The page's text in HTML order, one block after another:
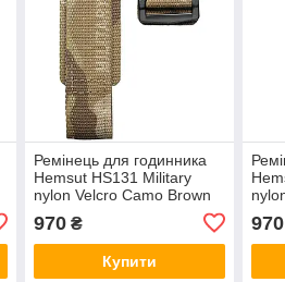
Ремінець для годинника
Hemsut HS131 Military
nylon Velcro Camo Brown
970₴
Купити
970